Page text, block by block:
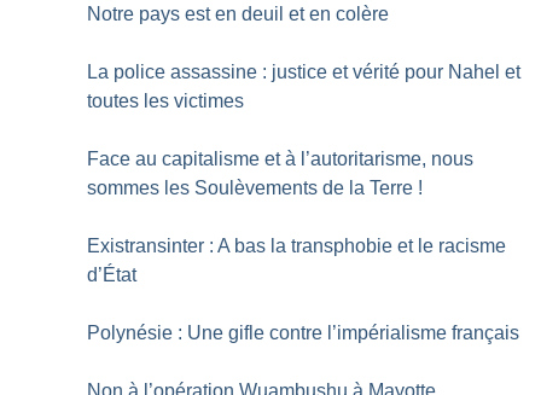
Notre pays est en deuil et en colère
La police assassine : justice et vérité pour Nahel et
toutes les victimes
Face au capitalisme et à l’autoritarisme, nous
sommes les Soulèvements de la Terre !
Existransinter : A bas la transphobie et le racisme
d’État
Polynésie : Une gifle contre l’impérialisme français